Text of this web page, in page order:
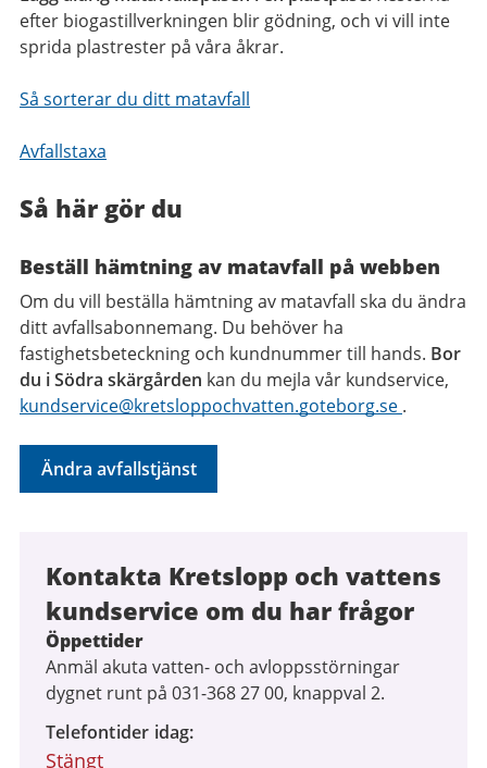
efter biogastillverkningen blir gödning, och vi vill inte
sprida plastrester på våra åkrar.
Så sorterar du ditt matavfall
Avfallstaxa
Så här gör du
Beställ hämtning av matavfall på webben
Om du vill beställa hämtning av matavfall ska du ändra
ditt avfallsabonnemang. Du behöver ha
fastighetsbeteckning och kundnummer till hands. Bor
du i Södra skärgården kan du mejla vår kundservice,
kundservice@kretsloppochvatten.goteborg.se .
Ändra avfallstjänst
Kontakta Kretslopp och vattens
kundservice om du har frågor
Öppettider
Anmäl akuta vatten- och avloppsstörningar
dygnet runt på 031-368 27 00, knappval 2.
Telefontider idag
Stängt